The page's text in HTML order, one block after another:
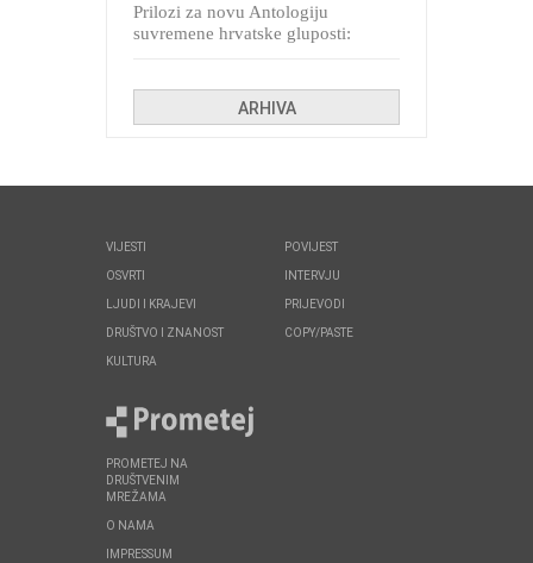
Prilozi za novu Antologiju
suvremene hrvatske gluposti:
ARHIVA
VIJESTI
OSVRTI
LJUDI I KRAJEVI
DRUŠTVO I ZNANOST
KULTURA
POVIJEST
INTERVJU
PRIJEVODI
COPY/PASTE
PROMETEJ NA
DRUŠTVENIM
MREŽAMA
O NAMA
IMPRESSUM